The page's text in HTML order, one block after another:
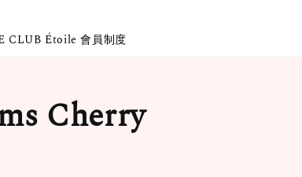
CLUB Étoile 會員制度
Cherry